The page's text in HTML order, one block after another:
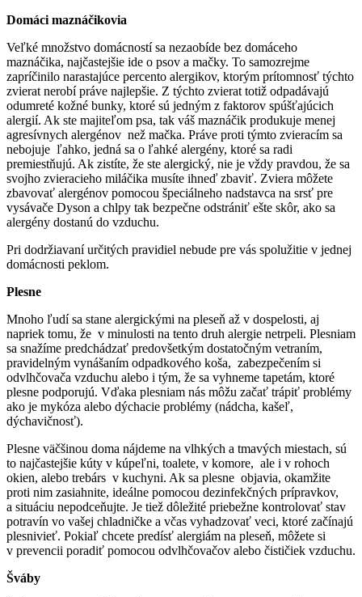
Domáci maznáčikovia
Veľké množstvo domácností sa nezaobíde bez domáceho
maznáčika, najčastejšie ide o psov a mačky. To samozrejme
zapríčinilo narastajúce percento alergikov, ktorým prítomnosť týchto
zvierat nerobí práve najlepšie. Z týchto zvierat totiž odpadávajú
odumreté kožné bunky, ktoré sú jedným z faktorov spúšťajúcich
alergií. Ak ste majiteľom psa, tak váš maznáčik produkuje menej
agresívnych alergénov než mačka. Práve proti týmto zvieracím sa
nebojuje ľahko, jedná sa o ľahké alergény, ktoré sa radi
premiestňujú. Ak zistíte, že ste alergický, nie je vždy pravdou, že sa
svojho zvieracieho miláčika musíte ihneď zbaviť. Zviera môžete
zbavovať alergénov pomocou špeciálneho nadstavca na srsť pre
vysávače Dyson a chlpy tak bezpečne odstrániť ešte skôr, ako sa
alergény dostanú do vzduchu.
Pri dodržiavaní určitých pravidiel nebude pre vás spolužitie v jednej
domácnosti peklom.
Plesne
Mnoho ľudí sa stane alergickými na pleseň až v dospelosti, aj
napriek tomu, že v minulosti na tento druh alergie netrpeli. Plesniam
sa snažíme predchádzať predovšetkým dostatočným vetraním,
pravidelným vynášaním odpadkového koša, zabezpečením si
odvlhčovača vzduchu alebo i tým, že sa vyhneme tapetám, ktoré
plesne podporujú. Vďaka plesniam nás môžu začať trápiť problémy
ako je mykóza alebo dýchacie problémy (nádcha, kašeľ,
dýchavičnosť).
Plesne väčšinou doma nájdeme na vlhkých a tmavých miestach, sú
to najčastejšie kúty v kúpeľni, toalete, v komore, ale i v rohoch
okien, alebo trebárs v kuchyni. Ak sa plesne objavia, okamžite
proti nim zasiahnite, ideálne pomocou dezinfekčných prípravkov,
a situáciu nepodceňujte. Je tiež dôležité priebežne kontrolovať stav
potravín vo vašej chladničke a včas vyhadzovať veci, ktoré začínajú
plesnivieť. Pokiaľ chcete predísť alergiám na pleseň, môžete si
v prevencii poradiť pomocou odvlhčovačov alebo čističiek vzduchu.
Šváby